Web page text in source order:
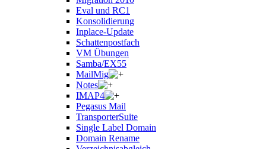
Eval und RC1
Konsolidierung
Inplace-Update
Schattenpostfach
VM Übungen
Samba/EX55
MailMig
Notes
IMAP4
Pegasus Mail
TransporterSuite
Single Label Domain
Domain Rename